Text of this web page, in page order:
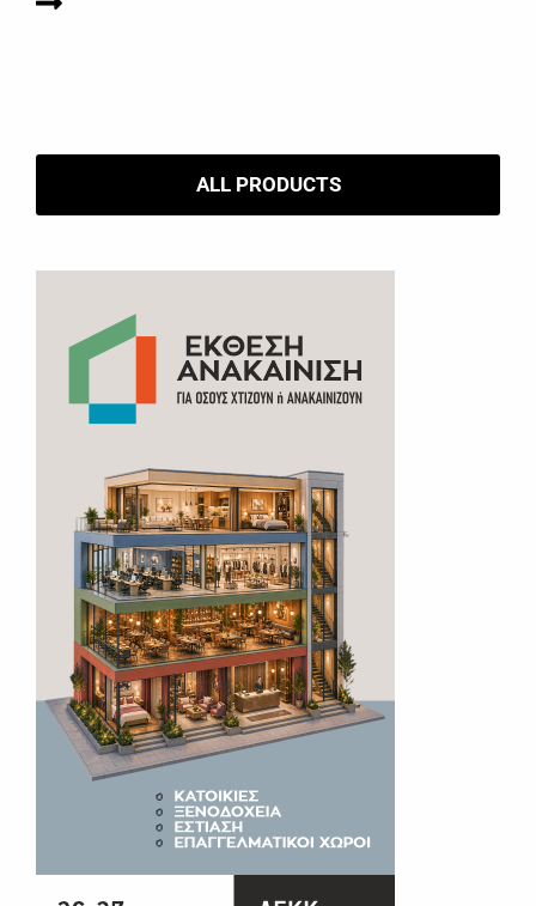
ALL PRODUCTS